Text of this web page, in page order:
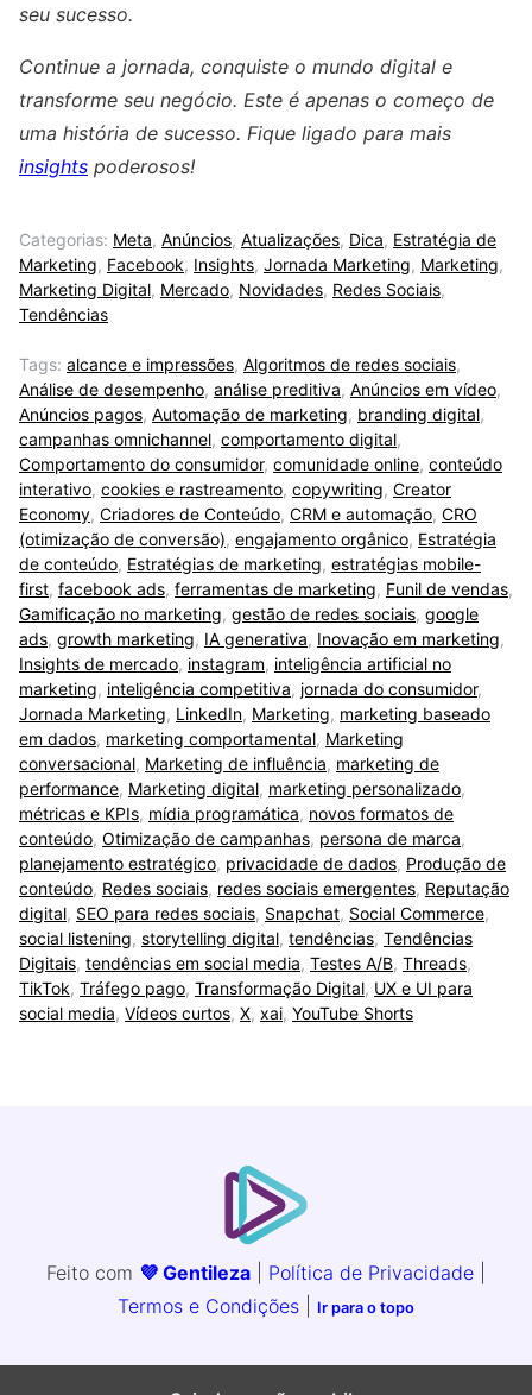
seu sucesso.
Continue a jornada, conquiste o mundo digital e
transforme seu negócio. Este é apenas o começo de
uma história de sucesso. Fique ligado para mais
insights poderosos!
Categorias: Meta, Anúncios, Atualizações, Dica, Estratégia de
Marketing, Facebook, Insights, Jornada Marketing, Marketing,
Marketing Digital, Mercado, Novidades, Redes Sociais,
Tendências
Tags: alcance e impressões, Algoritmos de redes sociais,
Análise de desempenho, análise preditiva, Anúncios em vídeo,
Anúncios pagos, Automação de marketing, branding digital,
campanhas omnichannel, comportamento digital,
Comportamento do consumidor, comunidade online, conteúdo
interativo, cookies e rastreamento, copywriting, Creator
Economy, Criadores de Conteúdo, CRM e automação, CRO
(otimização de conversão), engajamento orgânico, Estratégia
de conteúdo, Estratégias de marketing, estratégias mobile-
first, facebook ads, ferramentas de marketing, Funil de vendas,
Gamificação no marketing, gestão de redes sociais, google
ads, growth marketing, IA generativa, Inovação em marketing,
Insights de mercado, instagram, inteligência artificial no
marketing, inteligência competitiva, jornada do consumidor,
Jornada Marketing, LinkedIn, Marketing, marketing baseado
em dados, marketing comportamental, Marketing
conversacional, Marketing de influência, marketing de
performance, Marketing digital, marketing personalizado,
métricas e KPIs, mídia programática, novos formatos de
conteúdo, Otimização de campanhas, persona de marca,
planejamento estratégico, privacidade de dados, Produção de
conteúdo, Redes sociais, redes sociais emergentes, Reputação
digital, SEO para redes sociais, Snapchat, Social Commerce,
social listening, storytelling digital, tendências, Tendências
Digitais, tendências em social media, Testes A/B, Threads,
TikTok, Tráfego pago, Transformação Digital, UX e UI para
social media, Vídeos curtos, X, xai, YouTube Shorts
Feito com 💜 Gentileza Política de Privacidade
Termos e Condições
Ir para o topo